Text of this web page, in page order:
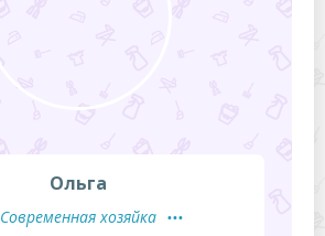
Ольга
Современная хозяйка